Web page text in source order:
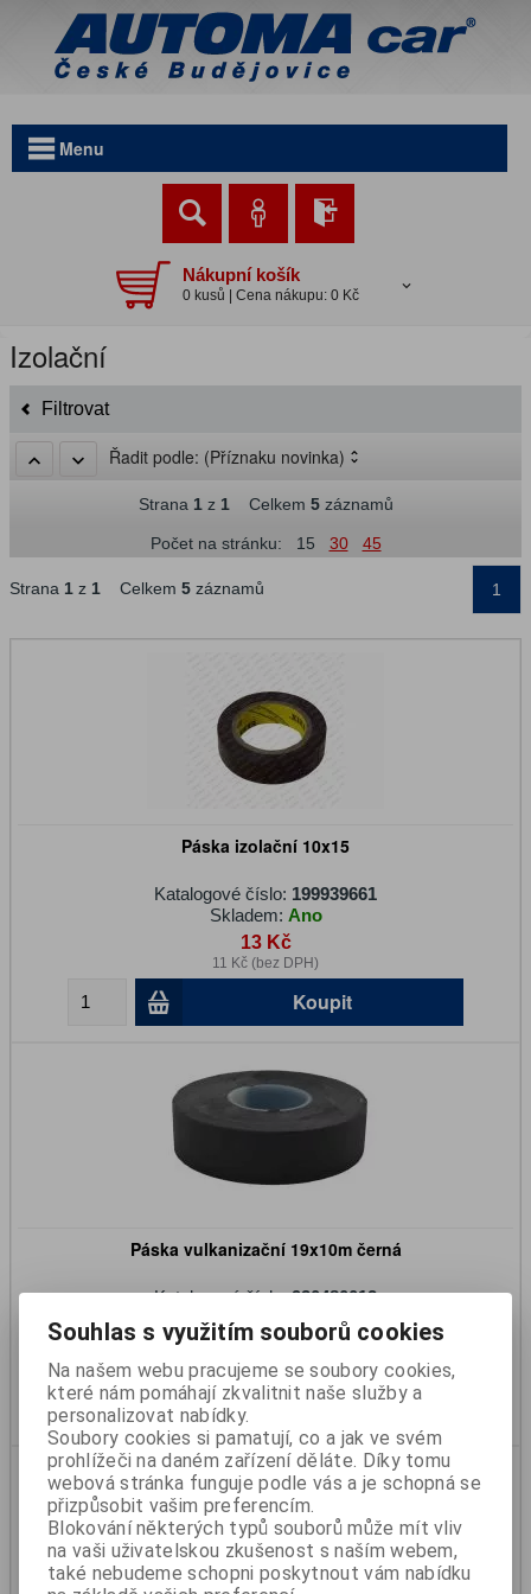
Menu
Nákupní košík
0 kusů | Cena nákupu: 0 Kč
Izolační
Filtrovat
Řadit podle: (Příznaku novinka)
Strana 1z 1Celkem 5záznamů
Počet na stránku: 15 30 45
Strana 1 z 1 Celkem 5 záznamů 1
Páska izolační 10x15
Katalogové číslo: 199939661
Skladem: Ano
13 Kč
11 Kč (bez DPH)
Koupit
Páska vulkanizační 19x10m černá
Katalogové číslo:930480012
Skladem:
Na dotaz
218 Kč
181 Kč (bez DPH)
Koupit
Souhlas s využitím souborů cookies
Na našem webu pracujeme se soubory cookies,
které nám pomáhají zkvalitnit naše služby a
personalizovat nabídky.
Soubory cookies si pamatují, co a jak ve svém
prohlížeči na daném zařízení děláte. Díky tomu
webová stránka funguje podle vás a je schopná se
přizpůsobit vašim preferencím.
Blokování některých typů souborů může mít vliv
na vaši uživatelskou zkušenost s naším webem,
také nebudeme schopni poskytnout vám nabídku